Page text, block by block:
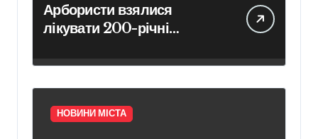
Арбористи взялися
лікувати 200-річні
лаври в межах програми
відновлення садів
НОВИНИ МІСТА